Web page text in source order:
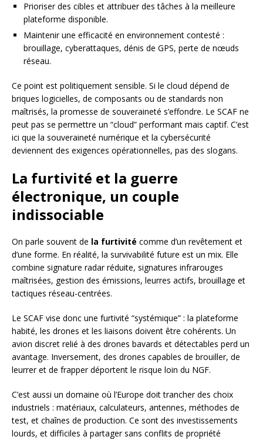
Prioriser des cibles et attribuer des tâches à la meilleure
plateforme disponible.
Maintenir une efficacité en environnement contesté :
brouillage, cyberattaques, dénis de GPS, perte de nœuds
réseau.
Ce point est politiquement sensible. Si le cloud dépend de
briques logicielles, de composants ou de standards non
maîtrisés, la promesse de souveraineté s’effondre. Le SCAF ne
peut pas se permettre un “cloud” performant mais captif. C’est
ici que la souveraineté numérique et la cybersécurité
deviennent des exigences opérationnelles, pas des slogans.
La furtivité et la guerre
électronique, un couple
indissociable
On parle souvent de la furtivité comme d’un revêtement et
d’une forme. En réalité, la survivabilité future est un mix. Elle
combine signature radar réduite, signatures infrarouges
maîtrisées, gestion des émissions, leurres actifs, brouillage et
tactiques réseau-centrées.
Le SCAF vise donc une furtivité “systémique” : la plateforme
habité, les drones et les liaisons doivent être cohérents. Un
avion discret relié à des drones bavards et détectables perd un
avantage. Inversement, des drones capables de brouiller, de
leurrer et de frapper déportent le risque loin du NGF.
C’est aussi un domaine où l’Europe doit trancher des choix
industriels : matériaux, calculateurs, antennes, méthodes de
test, et chaînes de production. Ce sont des investissements
lourds, et difficiles à partager sans conflits de propriété